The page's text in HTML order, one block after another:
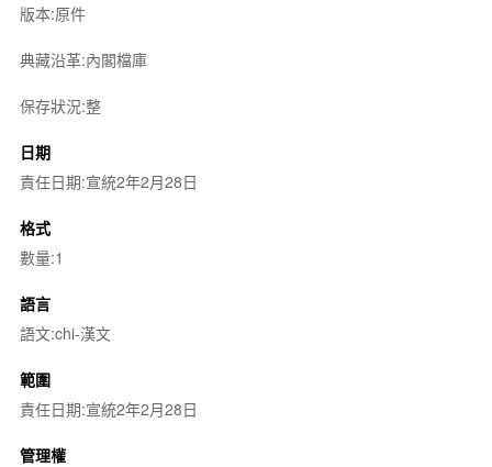
版本:原件
典藏沿革:內閣檔庫
保存狀況:整
日期
責任日期:宣統2年2月28日
格式
數量:1
語言
語文:chi-漢文
範圍
責任日期:宣統2年2月28日
管理權